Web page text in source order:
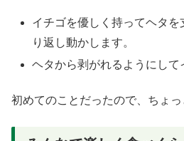
イチゴを優しく持ってヘタ
り返し動かします。
ヘタから剥がれるようにして
初めてのことだったので、ちょっ